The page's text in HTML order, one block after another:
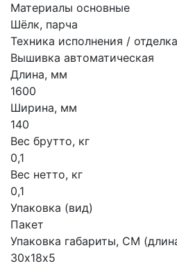
Материалы основные
Шёлк, парча
Техника исполнения / отделка
Вышивка автоматическая
Длина, мм
1600
Ширина, мм
140
Вес брутто, кг
0,1
Вес нетто, кг
0,1
Упаковка (вид)
Пакет
Упаковка габариты, СМ
30х18х5